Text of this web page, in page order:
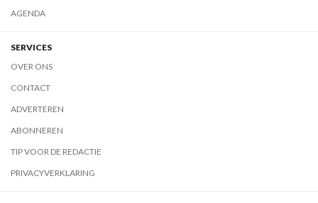
AGENDA
SERVICES
OVER ONS
CONTACT
ADVERTEREN
ABONNEREN
TIP VOOR DE REDACTIE
PRIVACYVERKLARING